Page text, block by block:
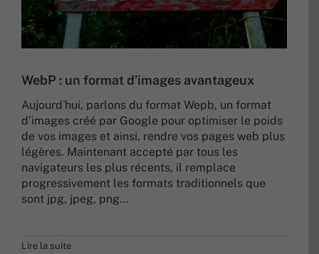
WebP : un format d’images avantageux
Aujourd'hui, parlons du format Wepb, un format
d’images créé par Google pour optimiser le poids
de vos images et ainsi, rendre vos pages web plus
légères. Maintenant accepté par tous les
navigateurs les plus récents, il remplace
progressivement les formats traditionnels que
sont jpg, jpeg, png…
Lire la suite